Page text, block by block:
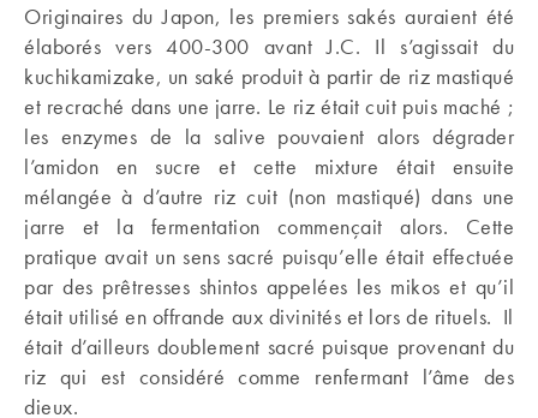
Originaires du Japon, les premiers sakés auraient été
élaborés vers 400-300 avant J.C. Il s’agissait du
kuchikamizake, un saké produit à partir de riz mastiqué
et recraché dans une jarre. Le riz était cuit puis maché ;
les enzymes de la salive pouvaient alors dégrader
l’amidon en sucre et cette mixture était ensuite
mélangée à d’autre riz cuit (non mastiqué) dans une
jarre et la fermentation commençait alors. Cette
pratique avait un sens sacré puisqu’elle était effectuée
par des prêtresses shintos appelées les mikos et qu’il
était utilisé en offrande aux divinités et lors de rituels. Il
était d’ailleurs doublement sacré puisque provenant du
riz qui est considéré comme renfermant l’âme des
dieux.